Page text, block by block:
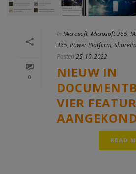
0
In Microsoft, Microsoft 365,
365, Power Platform,
Posted25-10-2022
NIEUW IN
VIER
READ